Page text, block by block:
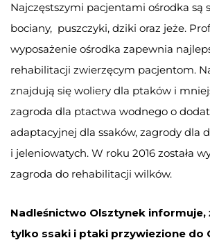
Najczęstszymi pacjentami ośrodka są
bociany, puszczyki, dziki oraz jeże.
wyposażenie ośrodka zapewnia
rehabilitacji zwierzęcym pacjentom.
znajdują się woliery dla ptaków i
zagroda dla ptactwa wodnego o
adaptacyjnej dla ssaków, zagrody dla
i jeleniowatych. W roku 2016 została
zagroda do rehabilitacji wilków.
Nadleśnictwo Olsztynek informuje,
tylko ssaki i ptaki przywiezione do